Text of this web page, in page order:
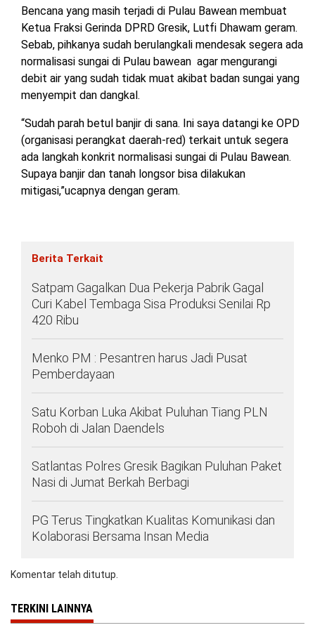
Bencana yang masih terjadi di Pulau Bawean membuat
Ketua Fraksi Gerinda DPRD Gresik, Lutfi Dhawam geram.
Sebab, pihkanya sudah berulangkali mendesak segera ada
normalisasi sungai di Pulau bawean agar mengurangi
debit air yang sudah tidak muat akibat badan sungai yang
menyempit dan dangkal.
“Sudah parah betul banjir di sana. Ini saya datangi ke OPD
(organisasi perangkat daerah-red) terkait untuk segera
ada langkah konkrit normalisasi sungai di Pulau Bawean.
Supaya banjir dan tanah longsor bisa dilakukan
mitigasi,”ucapnya dengan geram.
Berita Terkait
Satpam Gagalkan Dua Pekerja Pabrik Gagal
Curi Kabel Tembaga Sisa Produksi Senilai Rp
420 Ribu
Menko PM : Pesantren harus Jadi Pusat
Pemberdayaan
Satu Korban Luka Akibat Puluhan Tiang PLN
Roboh di Jalan Daendels
Satlantas Polres Gresik Bagikan Puluhan Paket
Nasi di Jumat Berkah Berbagi
PG Terus Tingkatkan Kualitas Komunikasi dan
Kolaborasi Bersama Insan Media
Komentar telah ditutup.
TERKINI LAINNYA